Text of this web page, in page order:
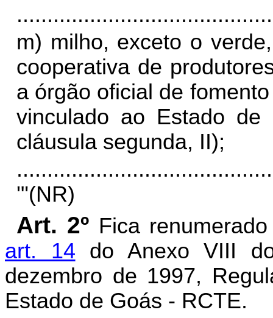
m) milho, exceto o
cooperativa de
a órgão oficial de
vinculado ao Estado de
cláusula segunda, II);
'"(NR)
Art. 2º Fica
art. 14 do Anexo VIII
dezembro de 1997,
Estado de Goás - RCTE.